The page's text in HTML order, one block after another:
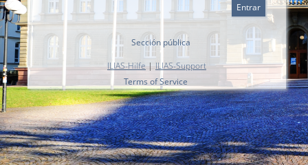
Entrar
Sección pública
ILIAS-Hilfe | ILIAS-Support
Terms of Service